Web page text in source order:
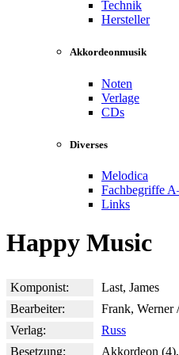
Technik
Hersteller
Akkordeonmusik
Noten
Verlage
CDs
Diverses
Melodica
Fachbegriffe
Links
Happy Music
Komponist:
Last, James
Bearbeiter:
Frank, Werner
Verlag:
Russ
Besetzung:
Akkordeon